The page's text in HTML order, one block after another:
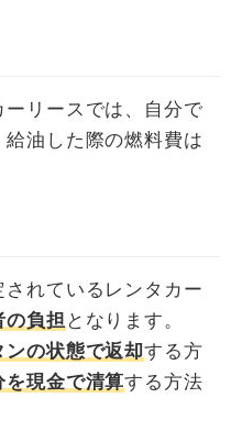
リースでは、自分で
油した際の燃料費は
れているレンタカー
の負担 となります。
ンの状態で返却する方
を現金で清算する方法